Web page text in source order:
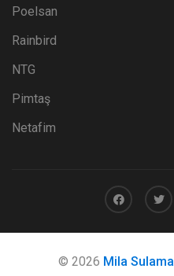
Poelsan
Rainbird
NTG
Pimtaş
Netafim
© 2026 Mila Sulama